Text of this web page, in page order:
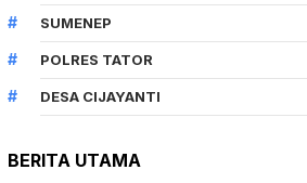
SUMENEP
POLRES TATOR
DESA CIJAYANTI
BERITA UTAMA